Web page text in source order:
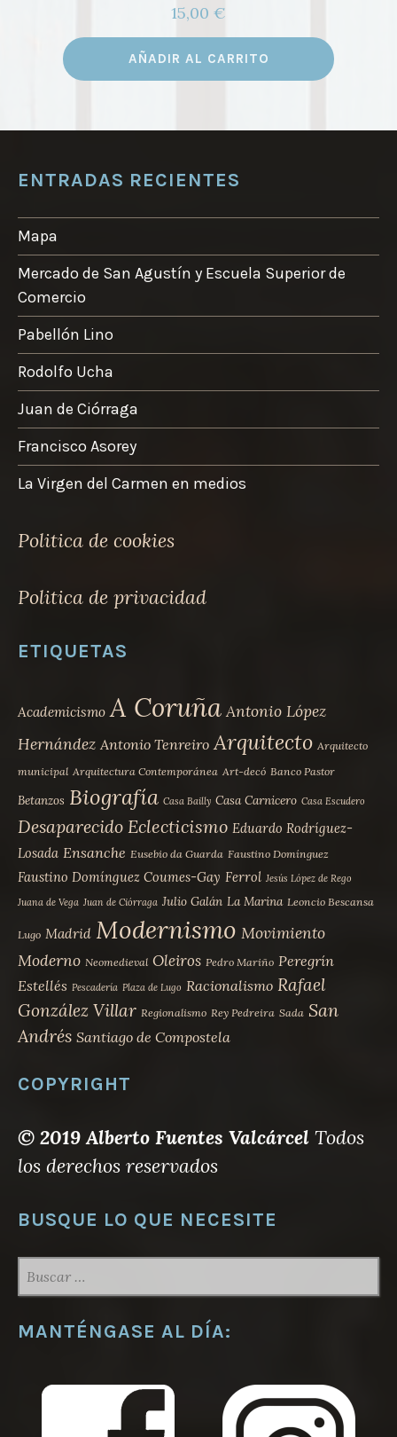
15,00 €
AÑADIR AL CARRITO
ENTRADAS RECIENTES
Mapa
Mercado de San Agustín y Escuela Superior de
Comercio
Pabellón Lino
Rodolfo Ucha
Juan de Ciórraga
Francisco Asorey
La Virgen del Carmen en medios
Politica de cookies
Politica de privacidad
ETIQUETAS
Academicismo A Coruña Antonio López
Hernández Antonio Tenreiro Arquitecto Arquitecto
municipal Arquitectura Contemporánea Art-decó Banco Pastor
Betanzos Biografía Casa Bailly Casa Carnicero Casa Escudero
Desaparecido Eclecticismo Eduardo Rodríguez-
Losada Ensanche Eusebio da Guarda Faustino Domínguez
Faustino Domínguez Coumes-Gay Ferrol Jesús López de Rego
Juana de Vega Juan de Ciórraga Julio Galán La Marina Leoncio Bescansa
Lugo Madrid Modernismo Movimiento
Moderno Neomedieval Oleiros Pedro Mariño Peregrín
Estellés Pescadería Plaza de Lugo Racionalismo Rafael
González Villar Regionalismo Rey Pedreira Sada San
Andrés Santiago de Compostela
COPYRIGHT
© 2019 Alberto Fuentes Valcárcel Todos
los derechos reservados
BUSQUE LO QUE NECESITE
MANTÉNGASE AL DÍA: